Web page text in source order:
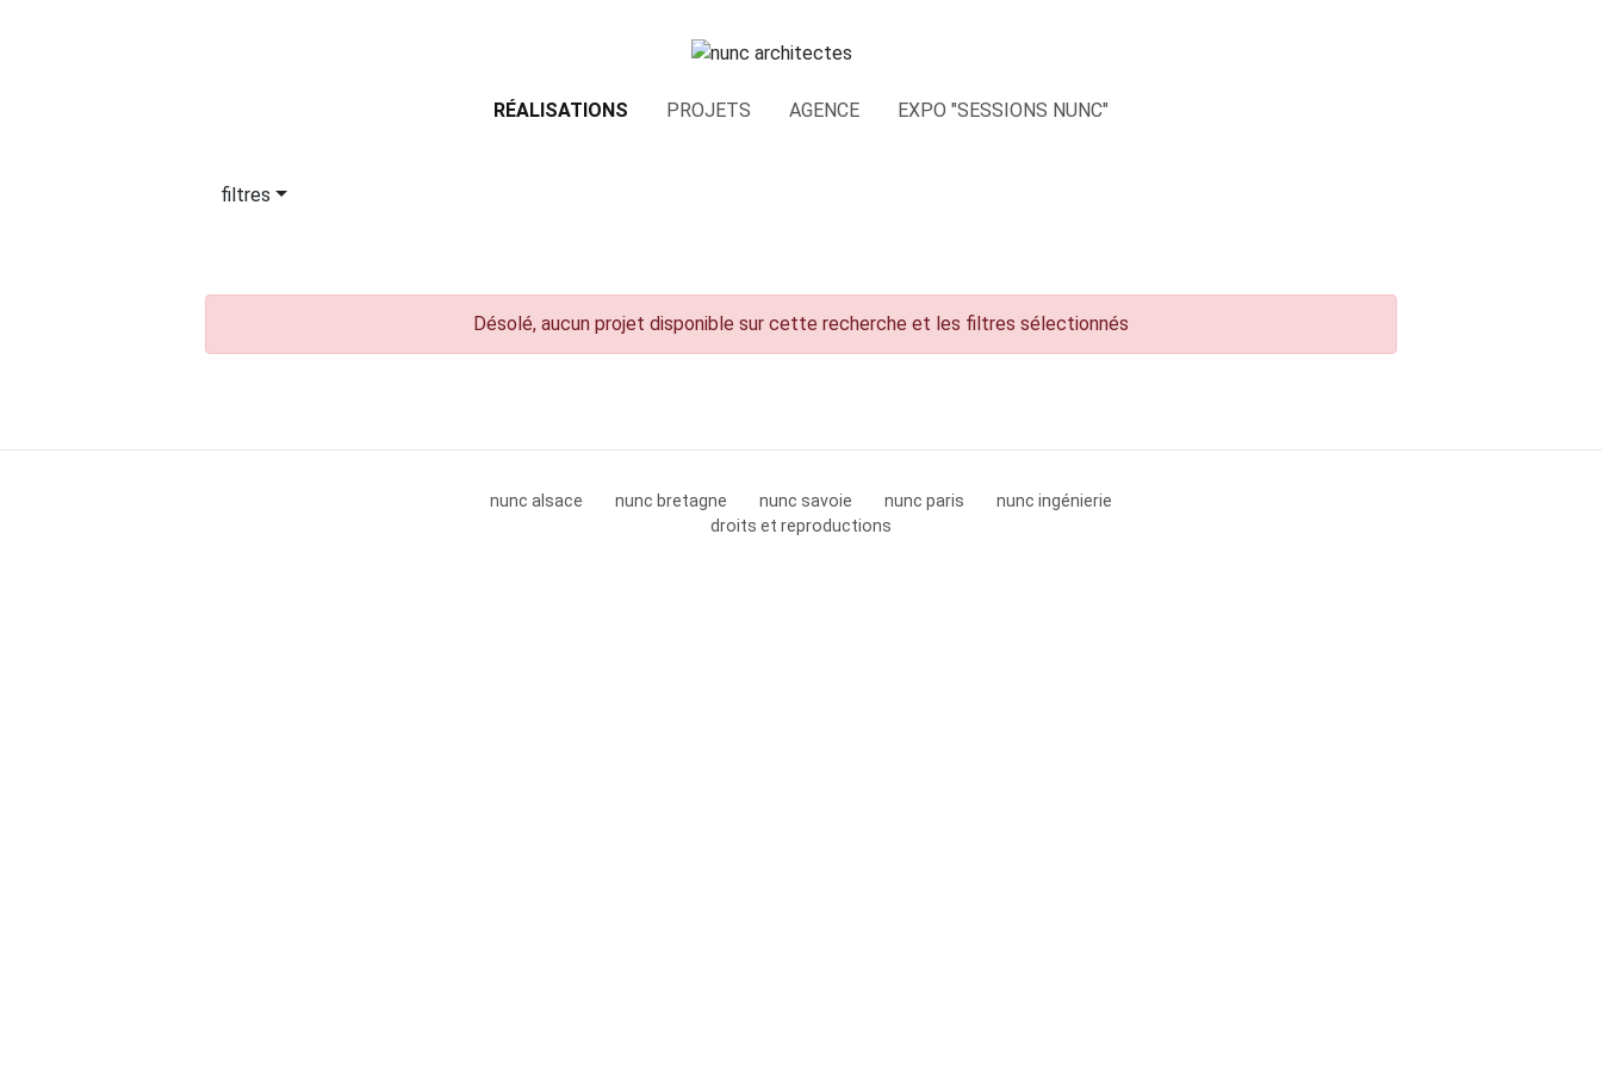
RÉALISATIONS PROJETS AGENCE EXPO "SESSIONS NUNC"
filtres
Désolé, aucun projet disponible sur cette recherche et les filtres sélectionnés
nunc alsace nunc bretagne nunc savoie nunc paris
nunc ingénierie
droits et reproductions